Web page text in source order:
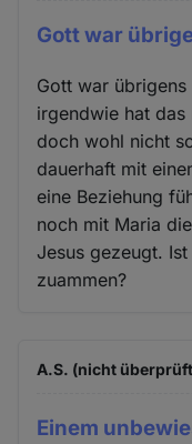
Gott war
Gott war
irgendwie hat
doch wohl nicht
dauerhaft mit
eine Beziehung
noch mit Maria
Jesus gezeugt.
zuammen?
A.S. (nicht
Einem